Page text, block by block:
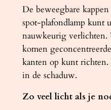
t
a
a
n
t
a
De beweegbare
spot-plafondlamp kunt
nauwkeurig verlichten.
komen
kanten op kunt
in de schaduw.
Zo veel licht als je